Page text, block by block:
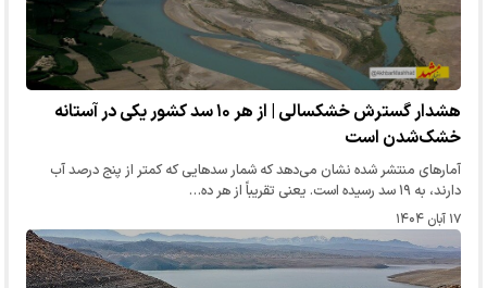
هشدار گسترش خشکسالی | از هر ۱۰ سد کشور یکی در آستانه
خشک‌شدن است
آمار‌های منتشر شده نشان می‌دهد که شمار سد‌هایی که کمتر از پنج درصد آب
دارند، به ۱۹ سد رسیده است. یعنی تقریباً از هر ده…
۱۷ آبان ۱۴۰۴